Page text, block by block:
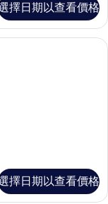
擇日期以查看價格
迷你吧、書桌、免費無線
擇日期以查看價格